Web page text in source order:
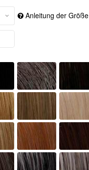
Anleitung der Größe